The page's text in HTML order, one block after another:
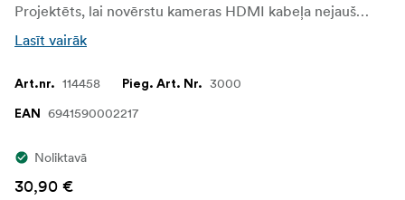
Projektēts, lai novērstu kameras HDMI kabeļa nejaušu atvienošanos, un ir saderīgs ar SmallRig Cage 2982
Lasīt vairāk
Art.nr. 114458 Pieg. Art. Nr. 3000
EAN 6941590002217
Noliktavā
30,90 €